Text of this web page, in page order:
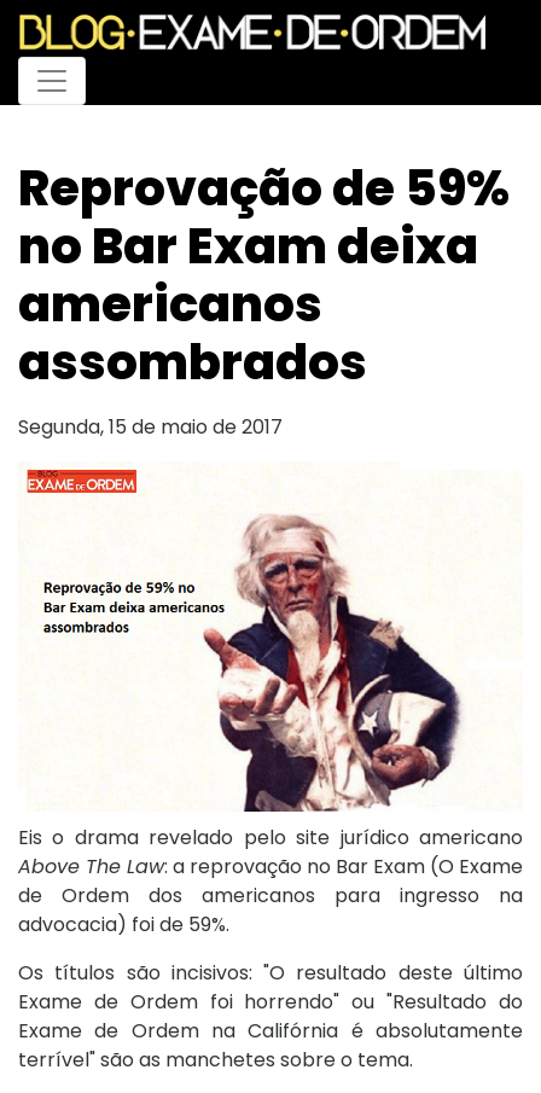
Menu
Reprovação de 59%
no Bar Exam deixa
americanos
assombrados
Segunda, 15 de maio de 2017
Eis o drama revelado pelo site jurídico americano
Above The Law: a reprovação no Bar Exam (O Exame
de Ordem dos americanos para ingresso na
advocacia) foi de 59%.
Os títulos são incisivos: "O resultado deste último
Exame de Ordem foi horrendo" ou "Resultado do
Exame de Ordem na Califórnia é absolutamente
terrível" são as manchetes sobre o tema.